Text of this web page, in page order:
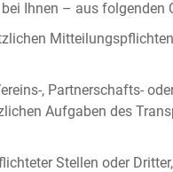
Ihnen – aus folgenden
, Partnerschafts-
Aufgaben des
Stellen oder